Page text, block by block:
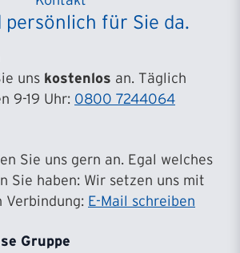
persönlich für Sie da.
uns kostenlos an. Täglich
9-19 Uhr: 0800 7244064
Sie uns gern an. Egal welches
Sie haben: Wir setzen uns mit
Verbindung: E-Mail schreiben
Gruppe